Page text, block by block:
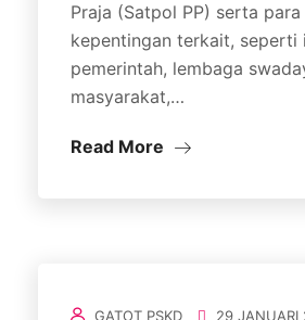
Praja (Satpol PP) serta
kepentingan terkait, seperti
pemerintah, lembaga
masyarakat,…
Read More
GATOT PSKD
29 JANUARI